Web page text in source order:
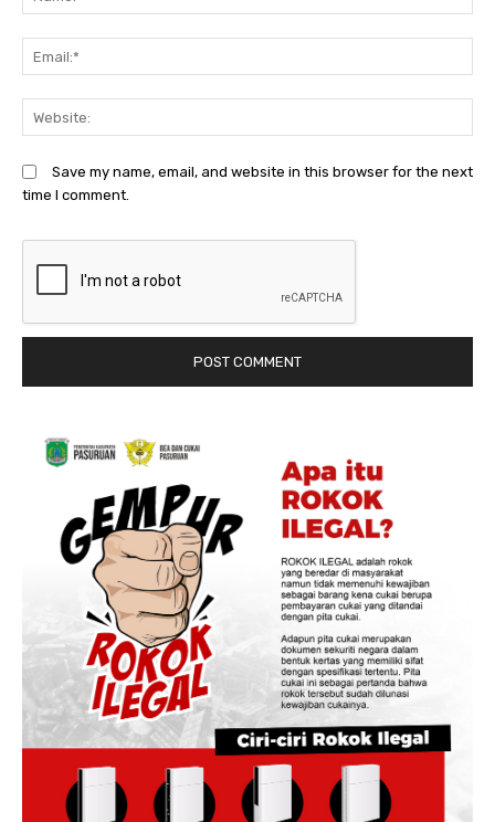
Save my name, email, and website in this browser for the next
time I comment.